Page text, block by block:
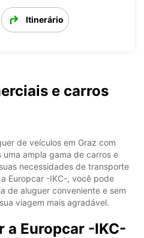
Itinerário
e carros
de veículos em Graz com
ampla gama de carros e
necessidades de transporte
Europcar -IKC-, você pode
de aluguer conveniente e sem
viagem mais agradável.
a Europcar -IKC-